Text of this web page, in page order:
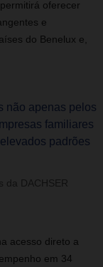
oferecer
e
do Benelux e,
não apenas pelos
familiares
padrões
da DACHSER
acesso direto a
em 34